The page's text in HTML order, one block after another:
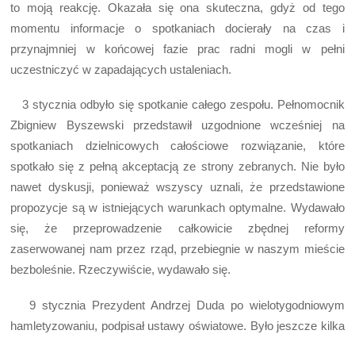
to moją reakcję. Okazała się ona skuteczna, gdyż od tego
momentu informacje o spotkaniach docierały na czas i
przynajmniej w końcowej fazie prac radni mogli w pełni
uczestniczyć w zapadających ustaleniach.
3 stycznia odbyło się spotkanie całego zespołu. Pełnomocnik
Zbigniew Byszewski przedstawił uzgodnione wcześniej na
spotkaniach dzielnicowych całościowe rozwiązanie, które
spotkało się z pełną akceptacją ze strony zebranych. Nie było
nawet dyskusji, ponieważ wszyscy uznali, że przedstawione
propozycje są w istniejących warunkach optymalne. Wydawało
się, że przeprowadzenie całkowicie zbędnej reformy
zaserwowanej nam przez rząd, przebiegnie w naszym mieście
bezboleśnie. Rzeczywiście, wydawało się.
9 stycznia Prezydent Andrzej Duda po wielotygodniowym
hamletyzowaniu, podpisał ustawy oświatowe. Było jeszcze kilka